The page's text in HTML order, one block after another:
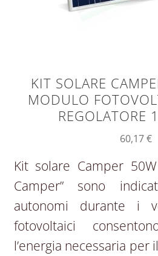
KIT SOLARE
MODULO
REGOLATORE
60,17€
Kit solare Camper
Camper” sono
autonomi durante i
fotovoltaici
l’energia necessaria